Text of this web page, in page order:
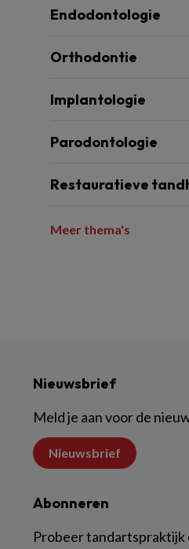
Endodontologie
Orthodontie
Implantologie
Parodontologie
Restauratieve
Meer thema's
Nieuwsbrief
Meld je aan voor de
Nieuwsbrief
Abonneren
Probeer tandartspraktijk